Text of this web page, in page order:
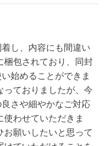
し、内容にも間違い
梱包されており、同封
始めることができま
っておりましたが、今
さや細やかなご対応
使わせていただきま
お願いしたいと思って